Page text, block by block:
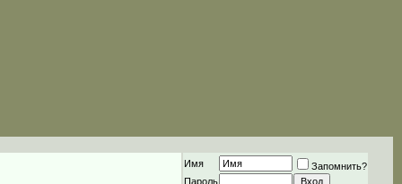
Имя
Запомнить?
Пароль